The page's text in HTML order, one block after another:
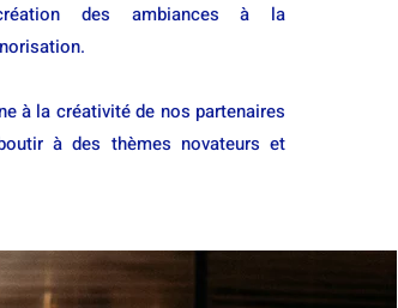
des ambiances à la
à la créativité de nos partenaires
à des thèmes novateurs et